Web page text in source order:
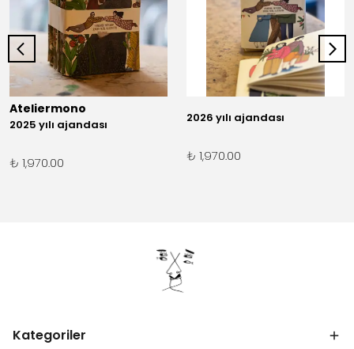
Ateliermono
2025 yılı ajandası
₺ 1,970.00
2026 yılı ajandası
₺ 1,970.00
Kategoriler